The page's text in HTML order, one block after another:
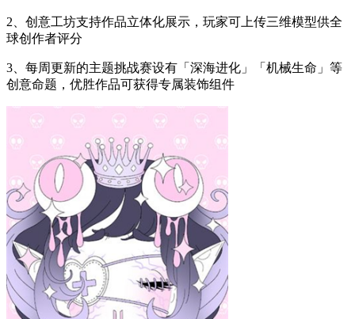
2、创意工坊支持作品立体化展示，玩家可上传三维模型供全
球创作者评分
3、每周更新的主题挑战赛设有「深海进化」「机械生命」等
创意命题，优胜作品可获得专属装饰组件